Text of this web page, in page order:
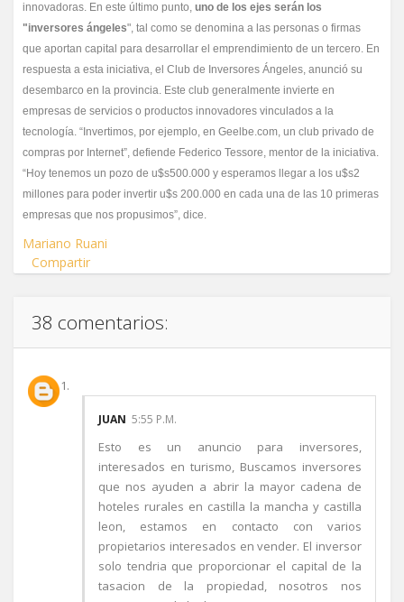
innovadoras. En este último punto, uno de los ejes serán los
"inversores ángeles", tal como se denomina a las personas o firmas
que aportan capital para desarrollar el emprendimiento de un tercero. En
respuesta a esta iniciativa, el Club de Inversores Ángeles, anunció su
desembarco en la provincia. Este club generalmente invierte en
empresas de servicios o productos innovadores vinculados a la
tecnología. “Invertimos, por ejemplo, en Geelbe.com, un club privado de
compras por Internet”, defiende Federico Tessore, mentor de la iniciativa.
“Hoy tenemos un pozo de u$s500.000 y esperamos llegar a los u$s2
millones para poder invertir u$s 200.000 en cada una de las 10 primeras
empresas que nos propusimos”, dice.
Mariano Ruani
Compartir
38 comentarios:
JUAN 5:55 P.M.
Esto es un anuncio para inversores,
interesados en turismo, Buscamos inversores
que nos ayuden a abrir la mayor cadena de
hoteles rurales en castilla la mancha y castilla
leon, estamos en contacto con varios
propietarios interesados en vender. El inversor
solo tendria que proporcionar el capital de la
tasacion de la propiedad, nosotros nos